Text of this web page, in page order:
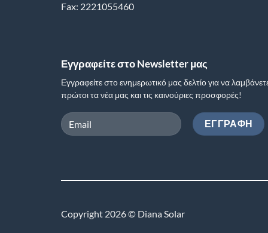
Fax: 2221055460
Εγγραφείτε στο Newsletter μας
Εγγραφείτε στο ενημερωτικό μας δελτίο για να
πρώτοι τα νέα μας και τις καινούριες προσφορές!
Copyright 2026 © Diana Solar